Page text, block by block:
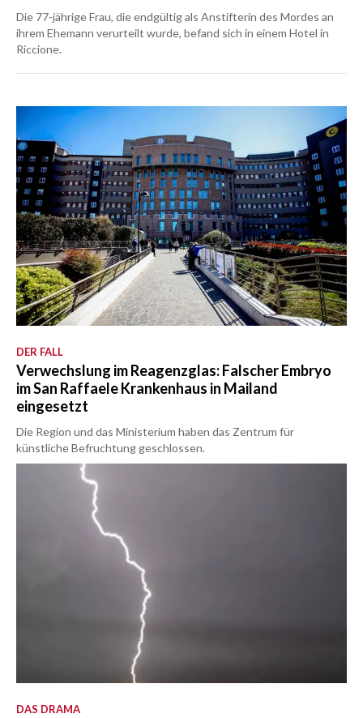
Die 77-jährige Frau, die endgültig als Anstifterin des Mordes an
ihrem Ehemann verurteilt wurde, befand sich in einem Hotel in
Riccione.
DER FALL
Verwechslung im Reagenzglas: Falscher Embryo
im San Raffaele Krankenhaus in Mailand
eingesetzt
Die Region und das Ministerium haben das Zentrum für
künstliche Befruchtung geschlossen.
DAS DRAMA